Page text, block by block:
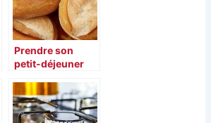
Prendre son
petit-déjeuner